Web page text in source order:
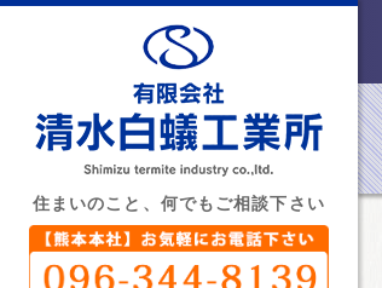
住まいのこと、何でもご相談下さい